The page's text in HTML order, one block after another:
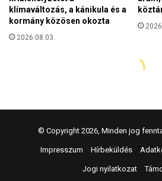
© Copyright 2026, Minden jog
Impresszum Hírbeküldés
Jogi nyilatkozat